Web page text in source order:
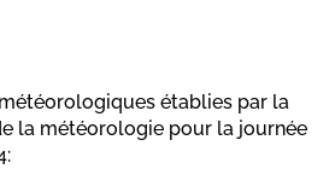
établies par la
la météorologie pour la journée